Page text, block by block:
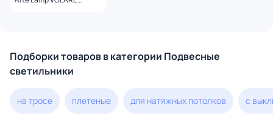
Подборки товаров в категории Подвесные
светильники
на тросе плетеные для натяжных потолков с